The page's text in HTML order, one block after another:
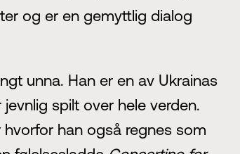
og er en gemyttlig dialog
unna. Han er en av Ukrainas
spilt over hele verden.
han også regnes som